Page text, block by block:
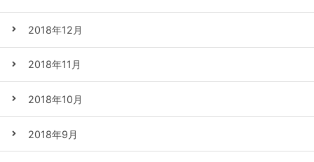
2018年12月
2018年11月
2018年10月
2018年9月